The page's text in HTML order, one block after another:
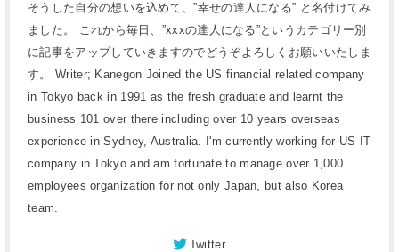
そうした自分の想いを込めて、”幸せの達人になる” と名付けてみ
ました。 これから毎日、”xxxの達人になる”というカテゴリー別
に記事をアップしていきますのでどうぞよろしくお願いいたしま
す。 Writer; Kanegon Joined the US financial related company
in Tokyo back in 1991 as the fresh graduate and learnt the
business 101 over there including over 10 years overseas
experience in Sydney, Australia. I'm currently working for US IT
company in Tokyo and am fortunate to manage over 1,000
employees organization for not only Japan, but also Korea
team.
Twitter